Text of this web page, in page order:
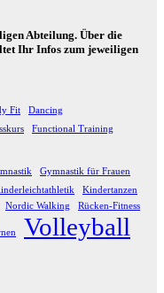
Abteilung. Über die
Ihr Infos zum jeweiligen
Fit
Dancing
Functional Training
Gymnastik für Frauen
Kindertanzen
Nordic Walking Rücken-Fitness
Volleyball